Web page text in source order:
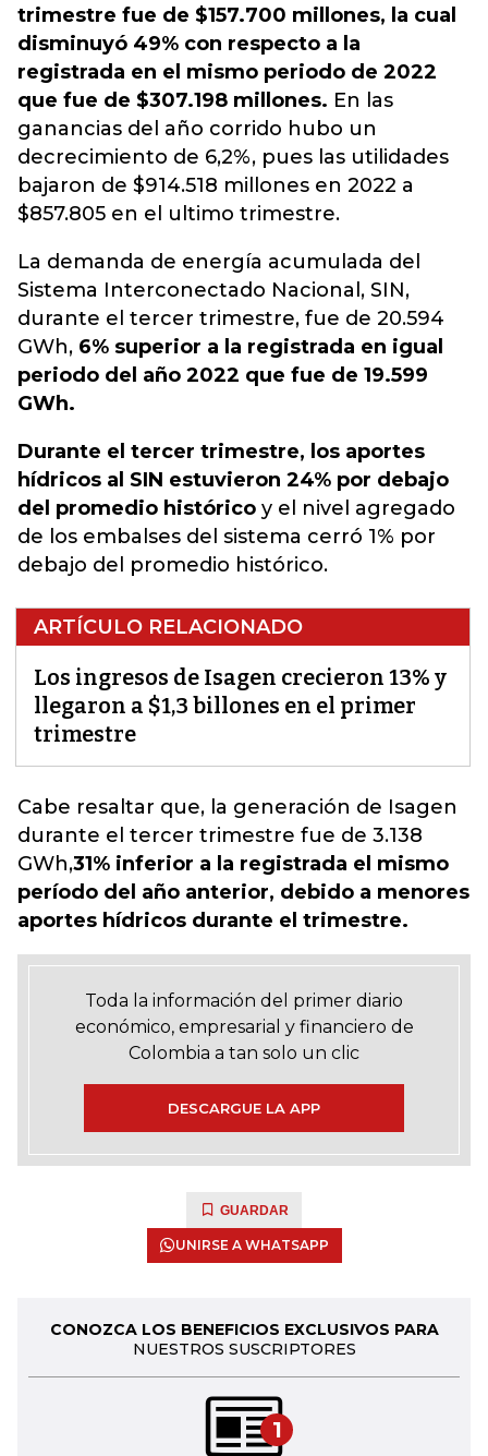
trimestre fue de $157.700 millones, la cual
disminuyó 49% con respecto a la
registrada en el mismo periodo de 2022
que fue de $307.198 millones. En las
ganancias del año corrido hubo un
decrecimiento de 6,2%, pues las utilidades
bajaron de $914.518 millones en 2022 a
$857.805 en el ultimo trimestre.
La demanda de energía acumulada del
Sistema Interconectado Nacional, SIN,
durante el tercer trimestre, fue de 20.594
GWh, 6% superior a la registrada en igual
periodo del año 2022 que fue de 19.599
GWh.
Durante el tercer trimestre, los aportes
hídricos al SIN estuvieron 24% por debajo
del promedio histórico y el nivel agregado
de los embalses del sistema cerró 1% por
debajo del promedio histórico.
ARTÍCULO RELACIONADO
Los ingresos de Isagen crecieron 13% y
llegaron a $1,3 billones en el primer
trimestre
Cabe resaltar que, la generación de Isagen
durante el tercer trimestre fue de 3.138
GWh,31% inferior a la registrada el mismo
período del año anterior, debido a menores
aportes hídricos durante el trimestre.
Toda la información del primer diario
económico, empresarial y financiero de
Colombia a tan solo un clic
DESCARGUE LA APP
GUARDAR
UNIRSE A WHATSAPP
CONOZCA LOS BENEFICIOS EXCLUSIVOS PARA
NUESTROS SUSCRIPTORES
1